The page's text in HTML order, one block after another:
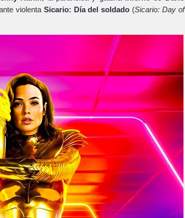
violenta Sicario: Día del soldado (Sicario: Day of